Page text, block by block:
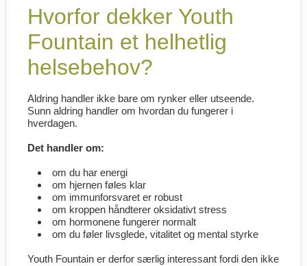
Hvorfor dekker Youth
Fountain et helhetlig
helsebehov?
Aldring handler ikke bare om rynker eller utseende.
Sunn aldring handler om hvordan du fungerer i
hverdagen.
Det handler om:
om du har energi
om hjernen føles klar
om immunforsvaret er robust
om kroppen håndterer oksidativt stress
om hormonene fungerer normalt
om du føler livsglede, vitalitet og mental styrke
Youth Fountain er derfor særlig interessant fordi den ikke